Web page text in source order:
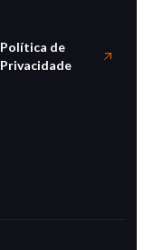
Política de
Privacidade